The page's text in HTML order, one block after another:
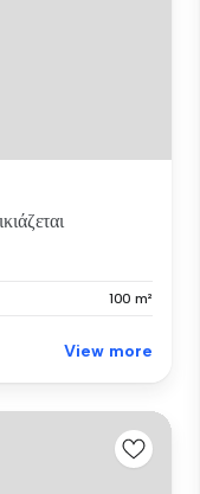
100 m²
View more